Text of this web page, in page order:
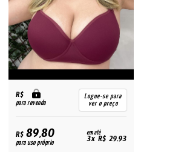
R$
para revenda
Logue-se para
ver o preço
R$89,80
para uso próprio
em até
3x R$ 29,93